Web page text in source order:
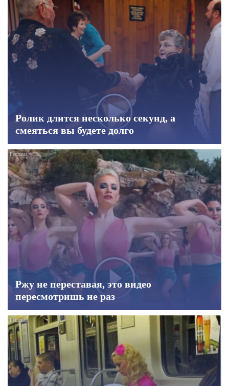
Ролик длится несколько секунд, а
смеяться вы будете долго
Ржу не переставая, это видео
пересмотришь не раз